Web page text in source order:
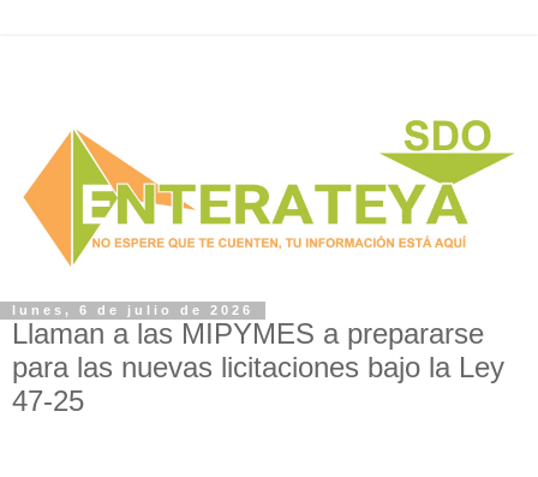
lunes, 6 de julio de 2026
Llaman a las MIPYMES a prepararse
para las nuevas licitaciones bajo la Ley
47-25